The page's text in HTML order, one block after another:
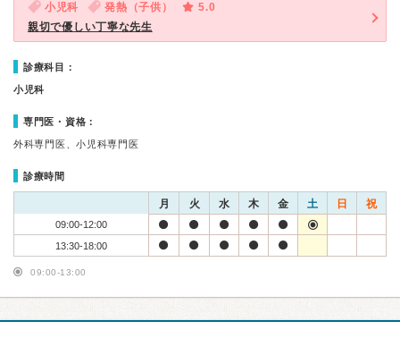
小児科 発熱（子供）
5.0
親切で優しい丁寧な先生
診療科目：
小児科
専門医・資格：
外科専門医、小児科専門医
診療時間
月 火 水 木 金 土 日 祝
09:00-12:00
13:30-18:00
09:00-13:00